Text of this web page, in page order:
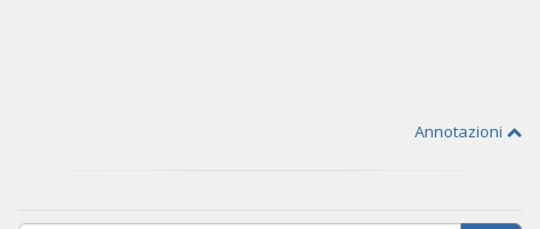
Annotazioni